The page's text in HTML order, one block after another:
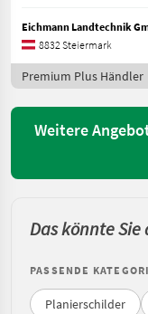
Eichmann Landtechnik
8832 Steiermark
Premium Plus Händler
Weitere
Das könnte
PASSENDE
Planierschilder